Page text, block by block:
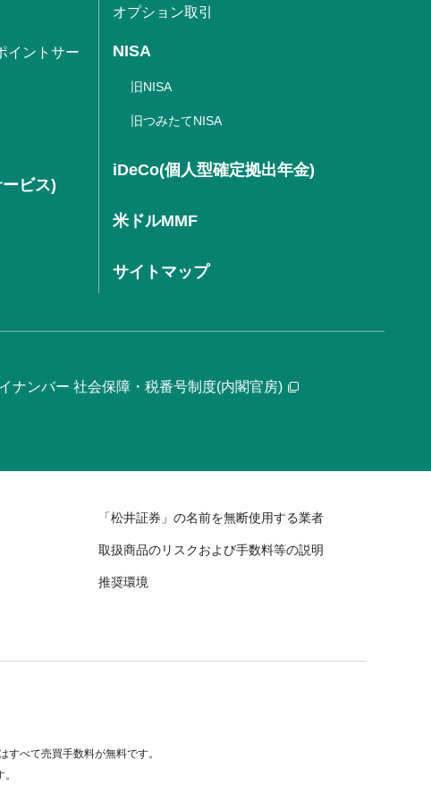
イントサー
ビス)
オプション取引
NISA
旧NISA
旧つみたてNISA
iDeCo(個人型確定拠出年金)
米ドルMMF
サイトマップ
ナンバー 社会保障・税番号制度(内閣官房)
「松井証券」の名前を無断使用する業者
取扱商品のリスクおよび手数料等の説明
推奨環境
べて売買手数料が無料です。